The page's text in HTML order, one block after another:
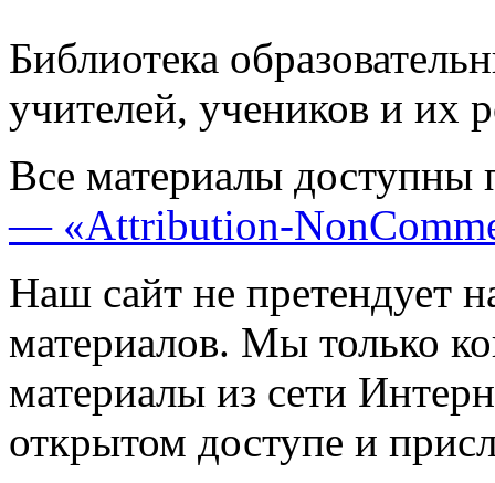
Библиотека
учителей, учеников и их
Все материалы доступны
— «Attribution-
Наш сайт не претендует
материалов. Мы только
материалы из сети
открытом доступе и